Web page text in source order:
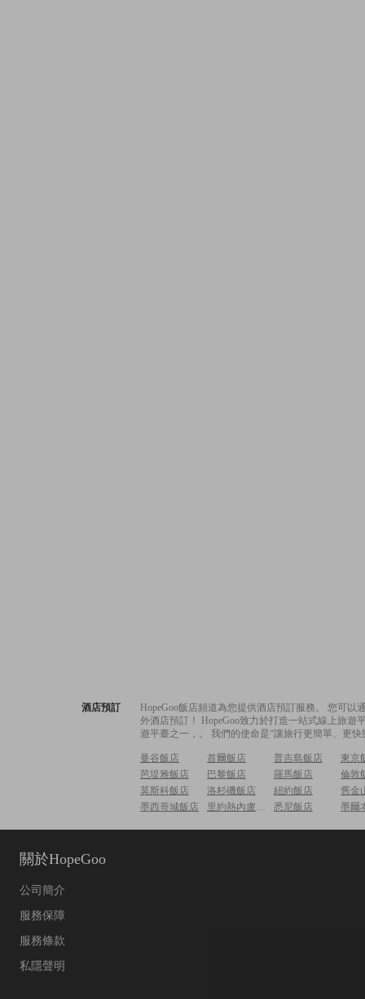
酒店預訂
HopeGoo飯店頻道為您提供酒店預訂服務。 您可
外酒店預訂！ HopeGoo致力於打造一站式線上旅
遊平臺之一，。 我們的使命是“讓旅行更簡單、更
曼谷飯店 首爾飯店 普吉島飯店
東京
芭堤雅飯店
巴黎飯店 羅馬飯店
倫敦
莫斯科飯店
洛杉磯飯店 紐約飯店
舊金
墨西哥城飯店
里約熱內盧飯店 悉尼飯店 墨爾
關於HopeGoo
公司簡介
服務保障
服務條款
私隱聲明